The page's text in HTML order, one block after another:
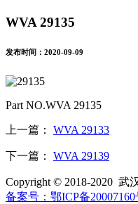
WVA 29135
发布时间：2020-09-09
Part NO.WVA 29135
上一篇： WVA 29133
下一篇： WVA 29139
Copyright © 2018-2020 武
备案号：鄂ICP备20007160